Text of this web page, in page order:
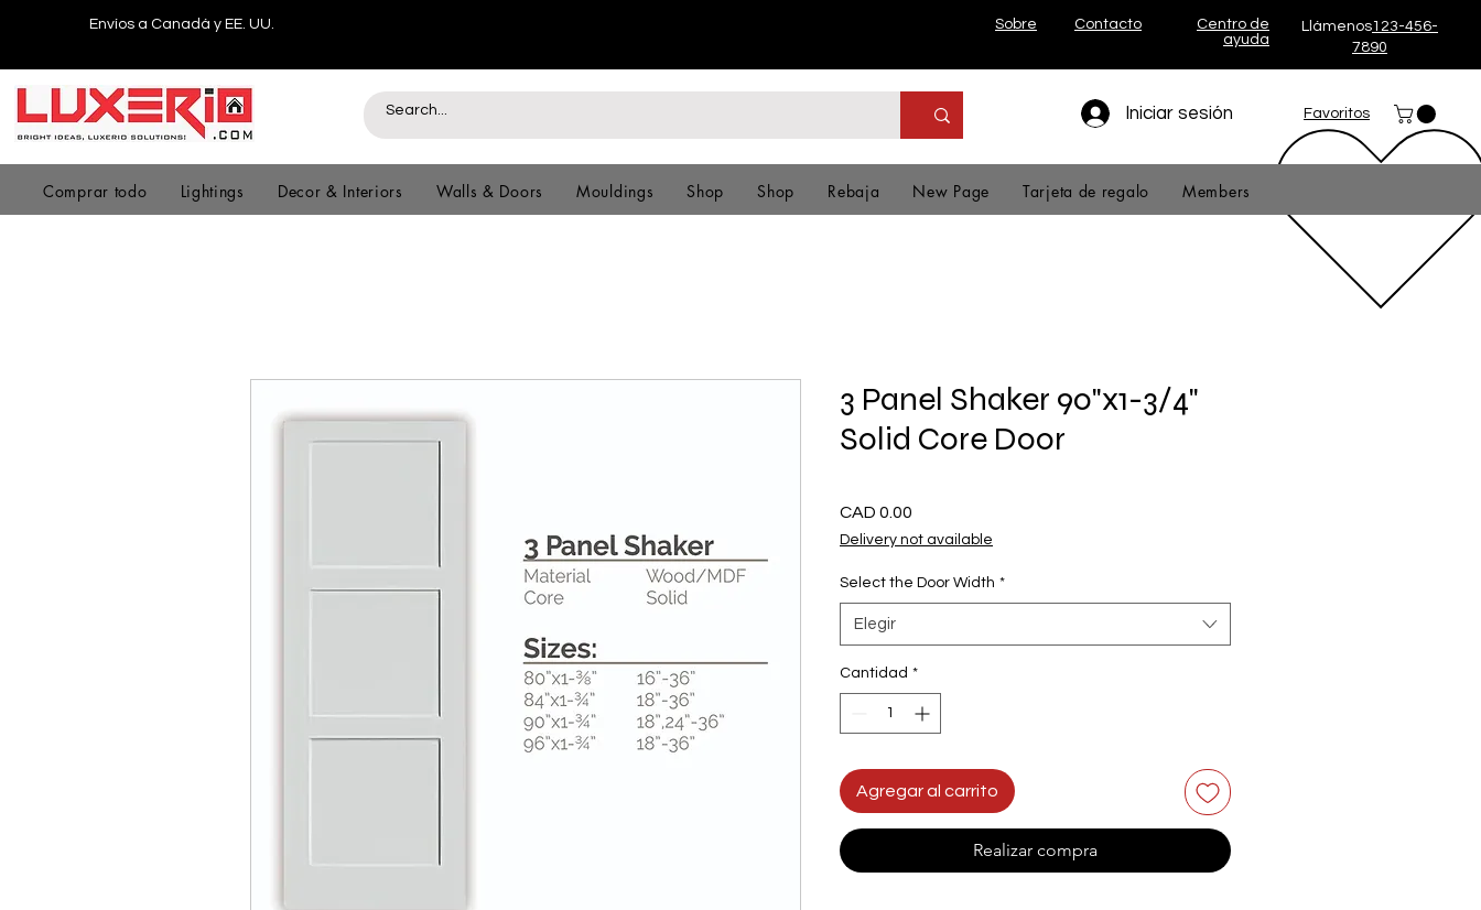
Envíos a Canadá y EE. UU. Sobre Contacto
Centro de
ayuda
Llámenos123-456-
7890
Iniciar sesión Favoritos
Comprar todo Lightings Decor & Interiors Walls & Doors Mouldings Shop Shop Rebaja New Page Tarjeta de regalo Members
3 Panel Shaker 90"x1-3/4"
Solid Core Door
CAD 0.00
Delivery not available
Select the Door Width *
Elegir
Cantidad *
Agregar al carrito
Realizar compra